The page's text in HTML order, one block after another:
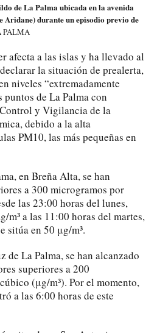
de La Palma ubicada en la avenida
Aridane) durante un episodio previo de
PALMA
afecta a las islas y ha llevado al
la situación de prealerta,
niveles “extremadamente
de La Palma con
y Vigilancia de la
debido a la alta
PM10, las más pequeñas en
en Breña Alta, se han
a 300 microgramos por
las 23:00 horas del lunes,
m³ a las 11:00 horas del martes,
sitúa en 50 μg/m³.
de La Palma, se han alcanzado
superiores a 200
(μg/m³). Por el momento,
a las 6:00 horas de este